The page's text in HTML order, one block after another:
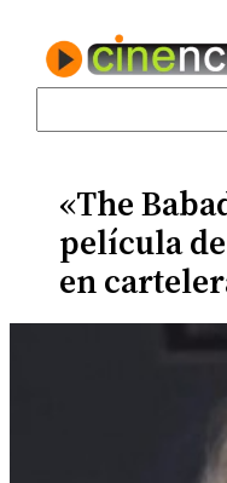
contenido
«The
película
en